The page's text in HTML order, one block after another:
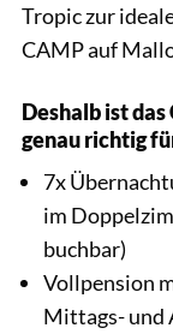
Tropic zur
CAMP auf
Deshalb ist
genau richtig
7x
im
buchbar)
Vollpension
Mittags- und